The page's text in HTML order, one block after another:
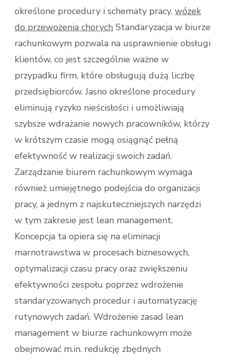
określone procedury i schematy pracy. wózek
do przewożenia chorych Standaryzacja w biurze
rachunkowym pozwala na usprawnienie obsługi
klientów, co jest szczególnie ważne w
przypadku firm, które obsługują dużą liczbę
przedsiębiorców. Jasno określone procedury
eliminują ryzyko nieścisłości i umożliwiają
szybsze wdrażanie nowych pracowników, którzy
w krótszym czasie mogą osiągnąć pełną
efektywność w realizacji swoich zadań.
Zarządzanie biurem rachunkowym wymaga
również umiejętnego podejścia do organizacji
pracy, a jednym z najskuteczniejszych narzędzi
w tym zakresie jest lean management.
Koncepcja ta opiera się na eliminacji
marnotrawstwa w procesach biznesowych,
optymalizacji czasu pracy oraz zwiększeniu
efektywności zespołu poprzez wdrożenie
standaryzowanych procedur i automatyzację
rutynowych zadań. Wdrożenie zasad lean
management w biurze rachunkowym może
obejmować m.in. redukcję zbędnych